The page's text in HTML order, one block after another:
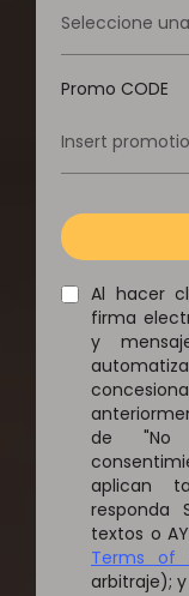
Seleccione
Promo CODE
Al hacer
firma
y
de "No
aplican
responda
textos o
Terms of
arbitraje);